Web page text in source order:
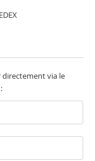
via le